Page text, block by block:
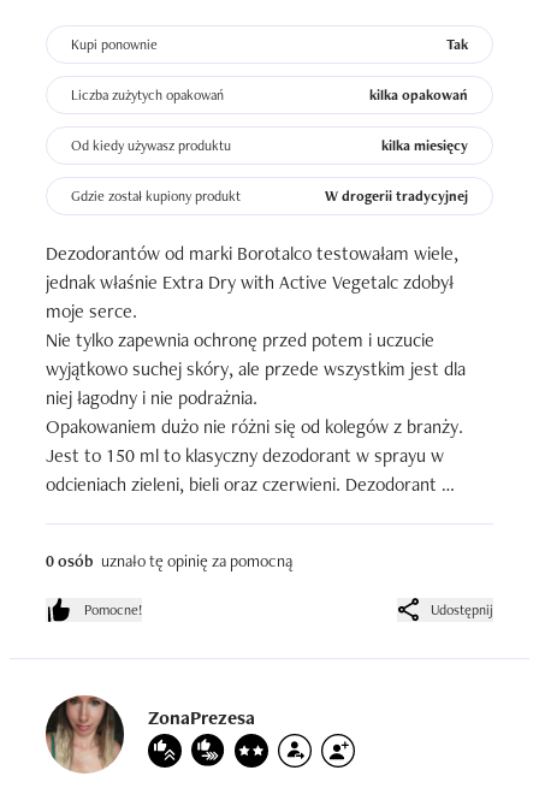
Kupi ponownie Tak
Liczba zużytych opakowań kilka opakowań
Od kiedy używasz produktu kilka miesięcy
Gdzie został kupiony produkt W drogerii tradycyjnej
Dezodorantów od marki Borotalco testowałam wiele,
jednak właśnie Extra Dry with Active Vegetalc zdobył
moje serce.
Nie tylko zapewnia ochronę przed potem i uczucie
wyjątkowo suchej skóry, ale przede wszystkim jest dla
niej łagodny i nie podrażnia.
Opakowaniem dużo nie różni się od kolegów z branży.
Jest to 150 ml to klasyczny dezodorant w sprayu w
odcieniach zieleni, bieli oraz czerwieni. Dezodorant
zwłaszcza te czarne. Charakterystyczny i subtelny zapach
Borotalco dodaje uczucia czystości i elegancji. To
pudrowo -cytrusowa mieszanka z dodatkiem delikatnej
woni białych kwiatów. Piękny zapach, który idealnie
produktu winika z świetnej formuły w której zawarto m.in
mikrocząsteczki talku, pochłaniające wilgoć oraz
niechciane zapachy,  jak i delikatne substanje pielegnujące
0 osób uznało tę opinię za pomocną
Pomocne! Udostępnij
ZonaPrezesa